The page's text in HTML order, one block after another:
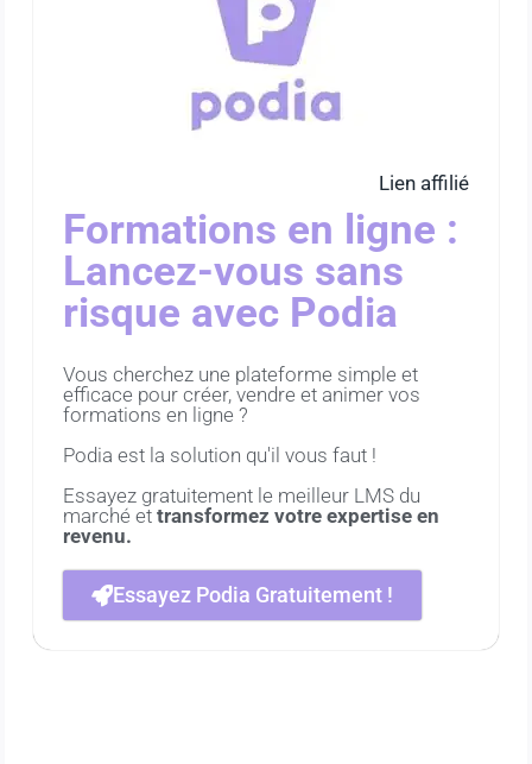
Lien affilié
Formations en ligne :
Lancez-vous sans
risque avec Podia
Vous cherchez une plateforme simple et
efficace pour créer, vendre et animer vos
formations en ligne ?
Podia est la solution qu'il vous faut !
Essayez gratuitement le meilleur LMS du
marché ettransformez votre expertise en
revenu.
Essayez Podia Gratuitement !